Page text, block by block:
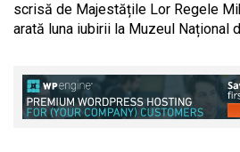
scrisă de Majestățile Lor Regele
arată luna iubirii la Muzeul Național